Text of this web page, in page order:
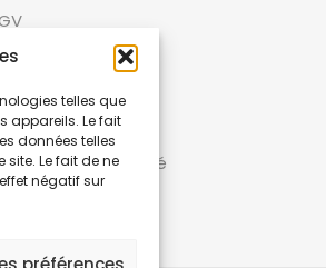
telles que
appareils. Le fait
données telles
Le fait de ne
négatif sur
légales
et conformité